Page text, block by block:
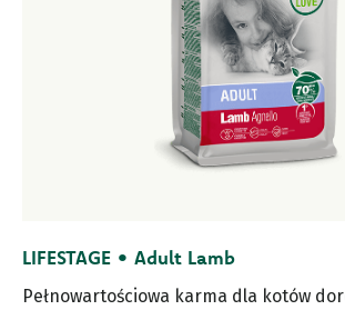
LIFESTAGE • Adult Lamb
Pełnowartościowa karma dla kotów